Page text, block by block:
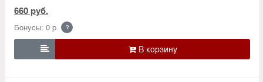
660 руб.
Бонусы: 0 р. ?
